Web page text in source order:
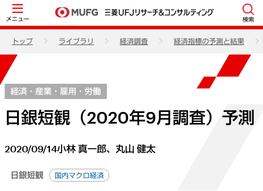
メニュー 検索
トップ ライブラリ 経済調査 経済指標の予測と結果
経済・産業・雇用・労働
日銀短観（2020年9月調査）予測
2020/09/14小林 真一郎、丸山 健太
日銀短観 国内マクロ経済